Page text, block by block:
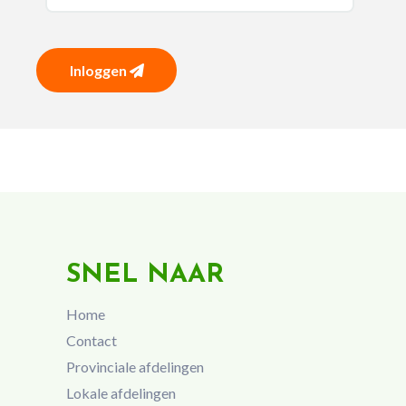
Inloggen
SNEL NAAR
Home
Contact
Provinciale afdelingen
Lokale afdelingen